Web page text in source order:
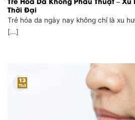
Thời Đại
Trẻ hóa da ngày nay không chỉ là xu
[...]
13
Th3